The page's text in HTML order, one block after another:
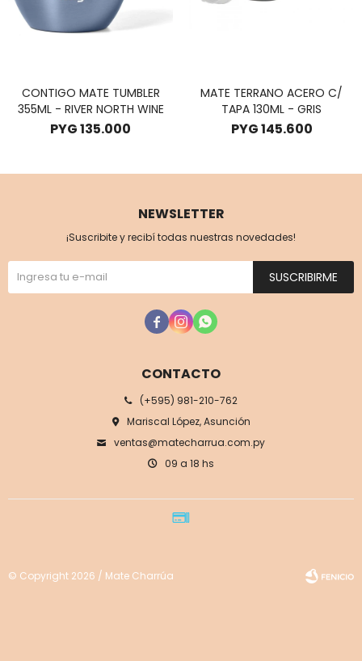
CONTIGO MATE TUMBLER
355ML - RIVER NORTH WINE
PYG135.000
MATE TERRANO ACERO C/
TAPA 130ML - GRIS
PYG145.600
CONTACTO
(+595) 981-210-762
Mariscal López, Asunción
ventas@matecharrua.com.py
09 a 18 hs
NEWSLETTER
¡Suscribite y recibí todas nuestras novedades!
SUSCRIBIRME
  
© Copyright 2026 / Mate Charrúa